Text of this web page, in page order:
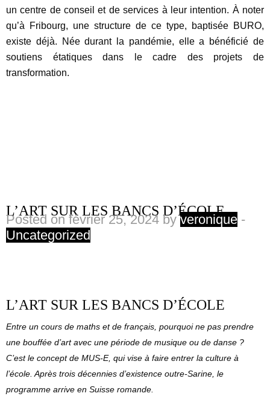
un centre de conseil et de services à leur intention. À noter
qu’à Fribourg, une structure de ce type, baptisée BURO,
existe déjà. Née durant la pandémie, elle a bénéficié de
soutiens étatiques dans le cadre des projets de
transformation.
L’ART SUR LES BANCS D’ÉCOLE
Posted on février 25, 2024 byveronique -
Uncategorized
L’ART SUR LES BANCS D’ÉCOLE
Entre un cours de maths et de français, pourquoi ne pas prendre
une bouffée d’art avec une période de musique ou de danse ?
C’est le concept de MUS-E, qui vise à faire entrer la culture à
l’école. Après trois décennies d’existence outre-Sarine, le
programme arrive en Suisse romande.